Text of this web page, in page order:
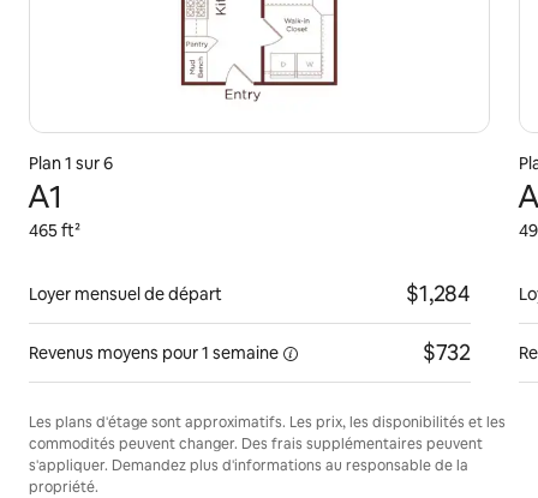
Plan 1 sur 6
A1
465 ft²
Loyer mensuel de départ $1,284
Revenus moyens pour1 semaine $732
Les plans d'étage sont approximatifs. Les prix, les disponibilités et les
commodités peuvent changer. Des frais supplémentaires peuvent
s'appliquer. Demandez plus d'informations au responsable de la
propriété.